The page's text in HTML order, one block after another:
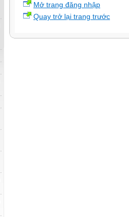
Mở trang đăng nhập
Quay trở lại trang trước